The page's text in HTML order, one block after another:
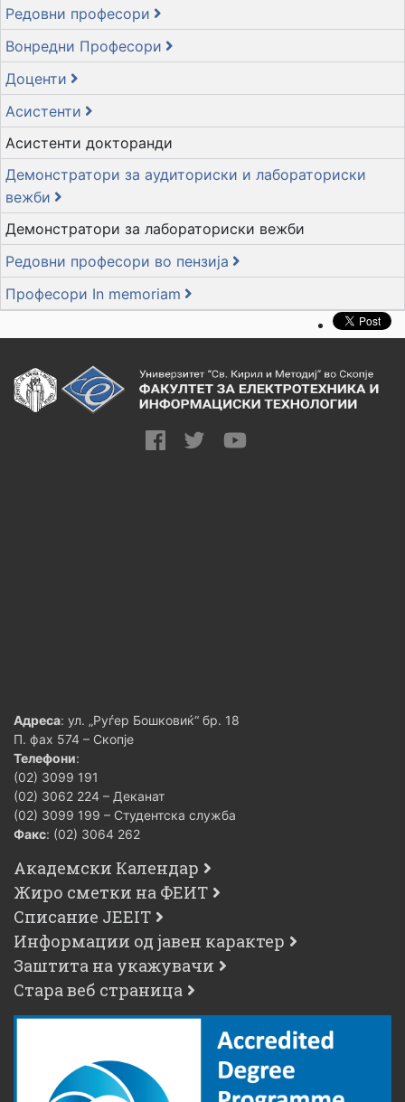
Редовни професори
Вонредни Професори
Доценти
Асистенти
Асистенти докторанди
Демонстратори за аудиториски и лабораториски
вежби
Демонстратори за лабораториски вежби
Редовни професори во пензија
Професори In memoriam
Адреса: ул. „Руѓер Бошковиќ“ бр. 18
П. фах 574 – Скопје
Телефони:
(02) 3099 191
(02) 3062 224 – Деканат
(02) 3099 199 – Студентска служба
Факс: (02) 3064 262
Академски Календар
Жиро сметки на ФЕИТ
Списание JEEIT
Информации од јавен карактер
Заштита на укажувачи
Стара веб страница